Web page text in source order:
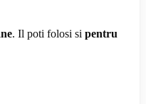
. Il poti folosi si pentru